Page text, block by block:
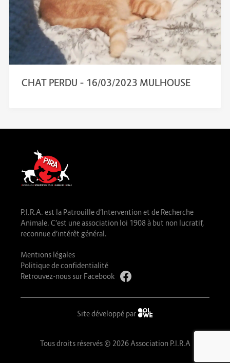
CHAT PERDU – 16/03/2023 MULHOUSE
P.I.R.A. est la Patrouille d’Intervention et de Recherche
Animale. C’est une association loi 1908 à but non lucratif,
reconnue d’intérêt général.
Mentions légales
Politique de confidentialité
Retrouvez-nous sur Facebook
Site développé par
Tous droits réservés © 2026 Association P.I.R.A